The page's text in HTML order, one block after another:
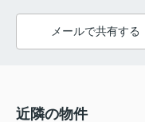
メールで共有する
近隣の物件